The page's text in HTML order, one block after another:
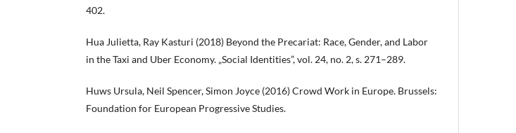
402.
Hua Julietta, Ray Kasturi (2018) Beyond the Precariat: Race, Gender, and Labor
in the Taxi and Uber Economy. „Social Identities”, vol. 24, no. 2, s. 271–289.
Huws Ursula, Neil Spencer, Simon Joyce (2016) Crowd Work in Europe. Brussels:
Foundation for European Progressive Studies.